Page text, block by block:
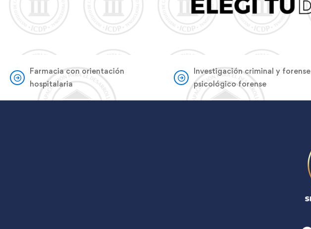
Farmacia con orientación
hospitalaria
Investigación criminal y forense
psicológico forense